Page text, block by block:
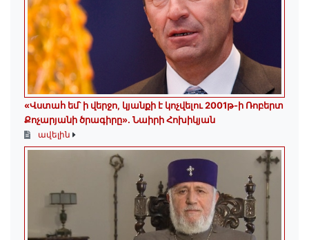
«Վստահ եմ՝ ի վերջո, կյանքի է կոչվելու 2001թ-ի Ռոբերտ
Քոչարյանի ծրագիրը». Նաիրի Հոխիկյան
ավելին